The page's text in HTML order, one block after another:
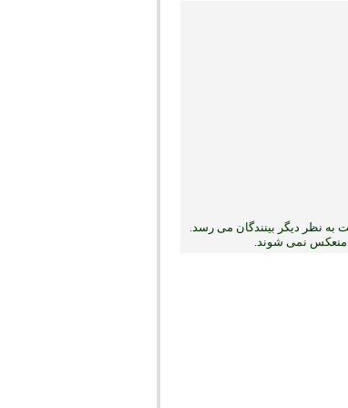
نظر دیگر بینندگان می رسد.
منعکس نمی ‏شوند.